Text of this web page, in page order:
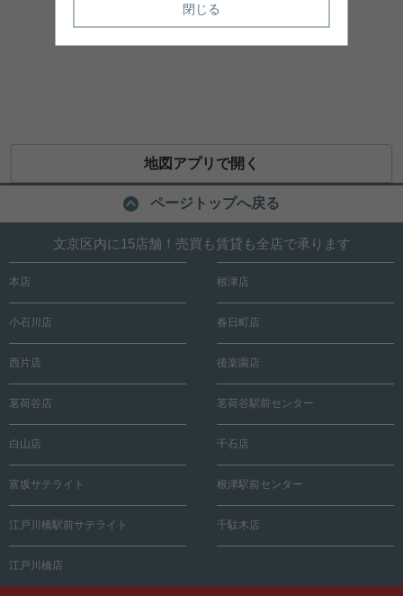
地図アプリで開く
ページトップへ戻る
文京区内に15店舗！売買も賃貸も全店で承ります
本店 根津店
小石川店 春日町店
西片店 後楽園店
茗荷谷店 茗荷谷駅前センター
白山店 千石店
富坂サテライト 根津駅前センター
江戸川橋駅前サテライト 千駄木店
江戸川橋店
閉じる